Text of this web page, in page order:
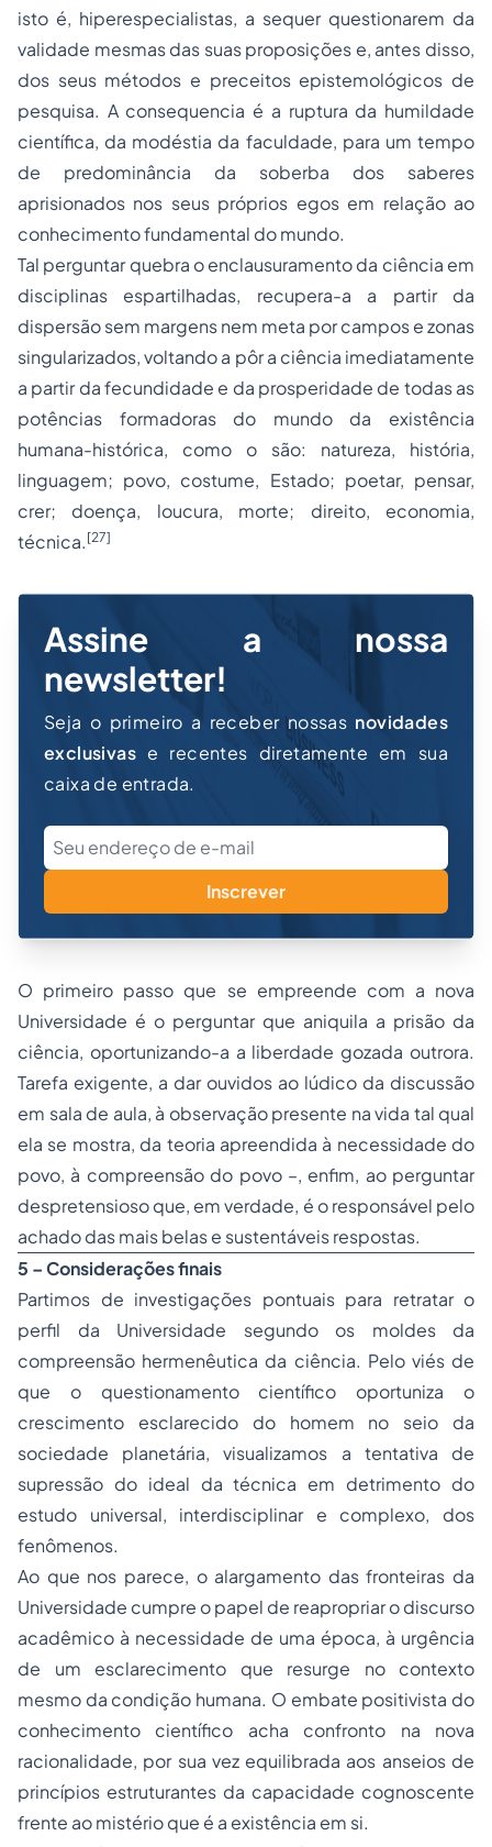
isto é, hiperespecialistas, a sequer questionarem da
validade mesmas das suas proposições e, antes disso,
dos seus métodos e preceitos epistemológicos de
pesquisa. A consequencia é a ruptura da humildade
científica, da modéstia da faculdade, para um tempo
de predominância da soberba dos saberes
aprisionados nos seus próprios egos em relação ao
conhecimento fundamental do mundo.
Tal perguntar quebra o enclausuramento da ciência em
disciplinas espartilhadas, recupera-a a partir da
dispersão sem margens nem meta por campos e zonas
singularizados, voltando a pôr a ciência imediatamente
a partir da fecundidade e da prosperidade de todas as
potências formadoras do mundo da existência
humana-histórica, como o são: natureza, história,
linguagem; povo, costume, Estado; poetar, pensar,
crer; doença, loucura, morte; direito, economia,
técnica. [27]
Assine a nossa
newsletter!
Seja o primeiro a receber nossas novidades
exclusivas e recentes diretamente em sua
caixa de entrada.
Inscrever
O primeiro passo que se empreende com a nova
Universidade é o perguntar que aniquila a prisão da
ciência, oportunizando-a a liberdade gozada outrora.
Tarefa exigente, a dar ouvidos ao lúdico da discussão
em sala de aula, à observação presente na vida tal qual
ela se mostra, da teoria apreendida à necessidade do
povo, à compreensão do povo –, enfim, ao perguntar
despretensioso que, em verdade, é o responsável pelo
achado das mais belas e sustentáveis respostas.
5 – Considerações finais
Partimos de investigações pontuais para retratar o
perfil da Universidade segundo os moldes da
compreensão hermenêutica da ciência. Pelo viés de
que o questionamento científico oportuniza o
crescimento esclarecido do homem no seio da
sociedade planetária, visualizamos a tentativa de
supressão do ideal da técnica em detrimento do
estudo universal, interdisciplinar e complexo, dos
fenômenos.
Ao que nos parece, o alargamento das fronteiras da
Universidade cumpre o papel de reapropriar o discurso
acadêmico à necessidade de uma época, à urgência
de um esclarecimento que resurge no contexto
mesmo da condição humana. O embate positivista do
conhecimento científico acha confronto na nova
racionalidade, por sua vez equilibrada aos anseios de
princípios estruturantes da capacidade cognoscente
frente ao mistério que é a existência em si.